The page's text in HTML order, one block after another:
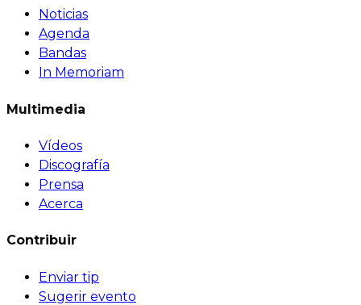
Noticias
Agenda
Bandas
In Memoriam
Multimedia
Vídeos
Discografía
Prensa
Acerca
Contribuir
Enviar tip
Sugerir evento